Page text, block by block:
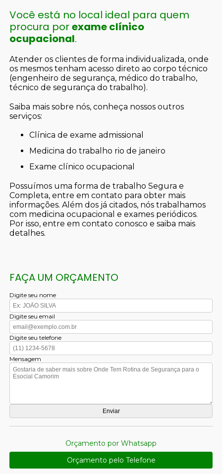
Você está no local ideal para quem
procura porexame clínico
ocupacional.
Atender os clientes de forma individualizada, onde
os mesmos tenham acesso direto ao corpo técnico
(engenheiro de segurança, médico do trabalho,
técnico de segurança do trabalho).
Saiba mais sobre nós, conheça nossos outros
serviços:
clínica de exame admissional
medicina do trabalho rio de janeiro
exame clínico ocupacional
Possuímos uma forma de trabalho Segura e
Completa, entre em contato para obter mais
informações. Além dos já citados, nós trabalhamos
com medicina ocupacional e exames periódicos.
Por isso, entre em contato conosco e saiba mais
detalhes.
FAÇA UM ORÇAMENTO
Digite seu nome
Digite seu email
Digite seu telefone
Mensagem
Orçamento por Whatsapp
Orçamento pelo Telefone